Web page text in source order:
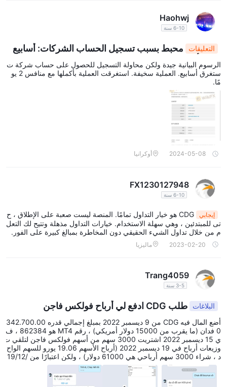
Haohwj
6-10 سنة
التعليقات
محبط بسبب تسجيل الحساب الشركات: أسابيع
من التأخير مقارنة بعملية المنافس التي تستغرق يومين
الرسوم البيانية جيدة ولكن محاولة التسجيل للحصول على حساب شركة ت
ستغرق أسابيع. العملية سخيفة. استغرقت العملية بأكملها مع منافس 2 يو
مًا.
2024-05-08 أوكرانيا
FX1230127948
6-10 سنة
إيجابي
CDG هو خيار التداول تمامًا. المنصة ليست صعبة على الإطلاق ، ح
تى للمبتدئين ، وهي سهلة الاستخدام. خيارات التداول مذهلة وتتيح لك التعل
م من خلال تداول الشيء الحقيقي دون المخاطرة بمبالغ كبيرة على الفور.
2023-02-20 ماليزيا
Trang4059
3-5 سنة
البلاغات طلب CDG ادفع لي أرباح فولكس فاجن
أضع المال فيه CDG من 9 ديسمبر 2022 بمبلغ إجمالي قدره 342.700.00
0 فدان (ما يقرب من 15000 دولار أمريكي) ، رقم MT4 هو 862384 ، ف
ي 15 ديسمبر 2022 اشتريت 3000 سهم من أسهم فولكس فاجن لتلقي ت
وزيعات أرباح في 19 ديسمبر 2022 (أرباح الأسهم 19.06 يورو للسهم الواح
د ، شراء 3000 سهم أرباحي هي 61000 دولار) ، ولكن اعتبارًا من 19/12/
2022 CDG لم تدفع لي أرباحًا (بينما دفعت جميع البورصات في العالم أرباح
فض سعر سهم فولكس فاجن بشكل كبير ، مما جعل حسابي محترقًا (الح